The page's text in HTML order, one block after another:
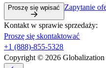
Proszę się wpisać​​ Zapytanie
Kontakt w sprawie sprzedaży:​​
Proszę się skontaktować​​
+1 (888)-855-5328​​
Copyright © 2026 Globalization